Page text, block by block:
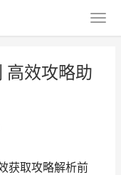
高效攻略助
获取攻略解析前